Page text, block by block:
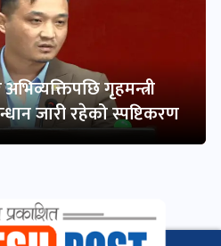
गृहमन्त्री
जारी रहेको स्पष्टिकरण